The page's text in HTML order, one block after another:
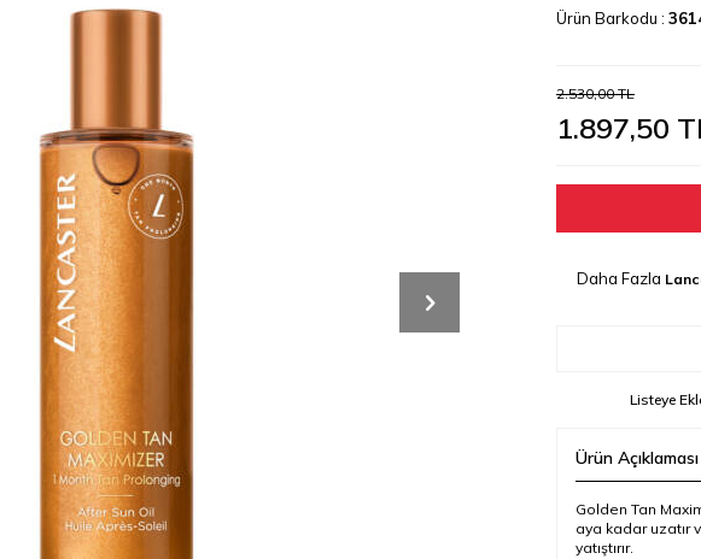
Ürün Barkodu :
2.530,00TL
1.897,50
Daha Fazla
Listeye
Ürün Açıklaması
Golden Tan
aya kadar uzatır
yatıştırır.